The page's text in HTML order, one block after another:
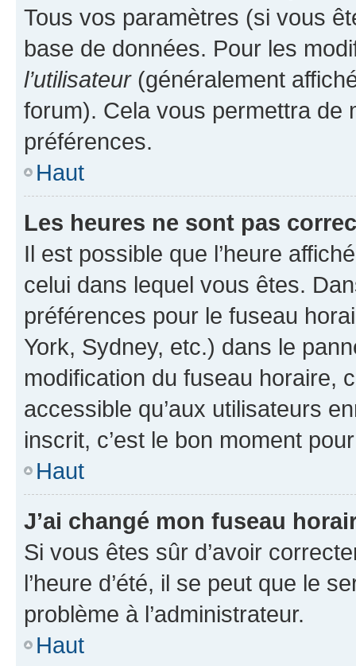
Tous vos paramètres (si vous
base de données. Pour les
l’utilisateur(généralement
forum). Cela vous permettra de
préférences.
Haut
Les heures ne sont pas
Il est possible que l’heure
celui dans lequel vous êtes.
préférences pour le fuseau
York, Sydney, etc.) dans le
modification du fuseau horaire,
accessible qu’aux utilisateurs
inscrit, c’est le bon moment
Haut
J’ai changé mon fuseau
Si vous êtes sûr d’avoir
l’heure d’été, il se peut que le
problème à l’administrateur.
Haut